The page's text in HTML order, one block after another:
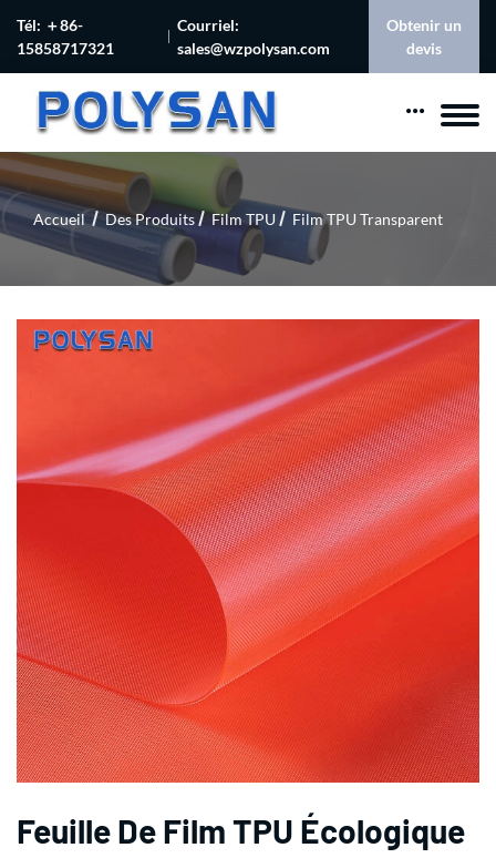
Tél: ＋86-
15858717321
Courriel:
sales@wzpolysan.com
Obtenir un
devis
Accueil Des Produits Film TPU Film TPU Transparent
Feuille De Film TPU Écologique